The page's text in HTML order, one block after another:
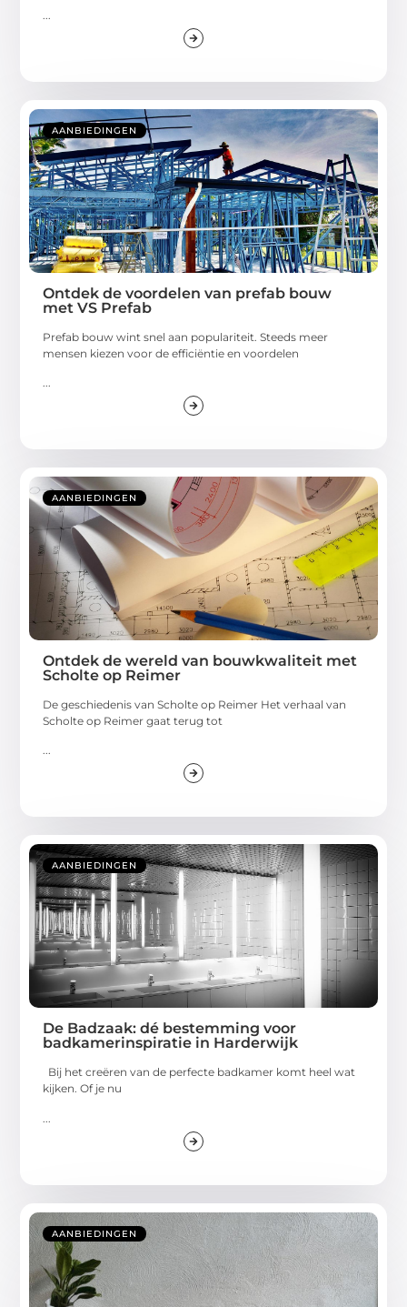
AANBIEDINGEN
Ontdek de voordelen van prefab bouw
met VS Prefab
Prefab bouw wint snel aan populariteit. Steeds meer
mensen kiezen voor de efficiëntie en voordelen
...
AANBIEDINGEN
Ontdek de wereld van bouwkwaliteit met
Scholte op Reimer
De geschiedenis van Scholte op Reimer Het verhaal van
Scholte op Reimer gaat terug tot
...
AANBIEDINGEN
De Badzaak: dé bestemming voor
badkamerinspiratie in Harderwijk
Bij het creëren van de perfecte badkamer komt heel wat
kijken. Of je nu
AANBIEDINGEN